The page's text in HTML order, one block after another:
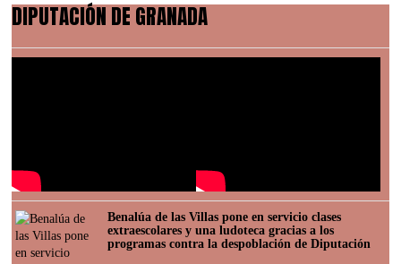
DIPUTACIÓN DE GRANADA
Benalúa de las Villas pone en servicio clases
extraescolares y una ludoteca gracias a los
programas contra la despoblación de Diputación